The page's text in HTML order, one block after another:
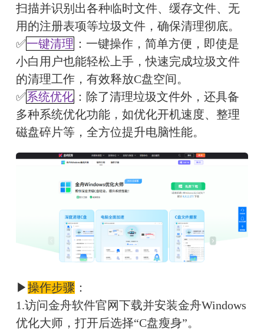
扫描并识别出各种临时文件、缓存文件、无
用的注册表项等垃圾文件，确保清理彻底。
✅一键清理 ：一键操作，简单方便，即使是
小白用户也能轻松上手，快速完成垃圾文件
的清理工作，有效释放C盘空间。
✅系统优化 ：除了清理垃圾文件外，还具备
多种系统优化功能，如优化开机速度、整理
磁盘碎片等，全方位提升电脑性能。
▶操作步骤 ：
1.访问金舟软件官网下载并安装金舟Windows
优化大师，打开后选择“C盘瘦身”。